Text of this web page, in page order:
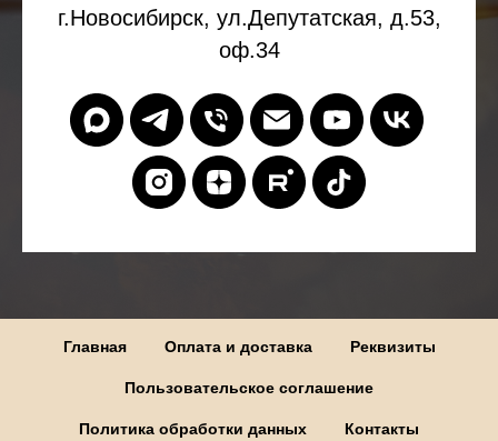
г.Новосибирск, ул.Депутатская, д.53,
оф.34
Главная Оплата и доставка Реквизиты
Пользовательское соглашение
Политика обработки данных Контакты